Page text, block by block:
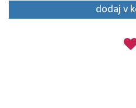
dodaj v